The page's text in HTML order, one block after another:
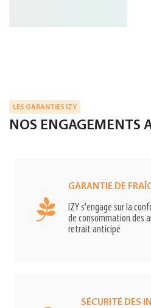
LES GARANTIES IZY
NOS ENGAGEMENTS
GARANTIE DE
IZY s'engage sur la
de consommation des
retrait anticipé
SÉCURITÉ DES